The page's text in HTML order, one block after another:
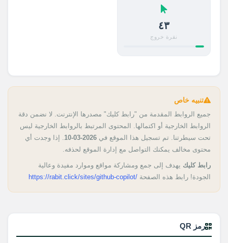
٤٣
نقرة خروج
تنبيه خاص
جميع الروابط المقدمة من "رابط كليك" مصدرها الإنترنت. لا نضمن دقة
الروابط الخارجية أو اكتمالها. المحتوى المرتبط بالروابط الخارجية ليس
تحت سيطرتنا. تم تسجيل هذا الموقع في 2026-03-10
. إذا وجدت أي
محتوى مخالف يمكنك التواصل مع إدارة الموقع لحذفه.
رابط كليك يهدف إلى جمع ومشاركة مواقع وموارد مفيدة وعالية
الجودة! رابط هذه الصفحة https://rabit.click/sites/github-copilot/
رمز QR